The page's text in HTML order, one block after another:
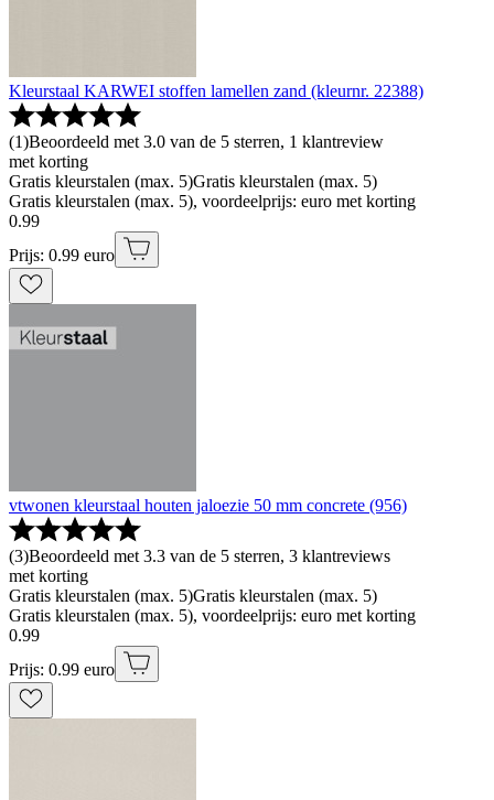
Kleurstaal KARWEI stoffen lamellen zand (kleurnr. 22388)
(1)Beoordeeld met 3.0 van de 5 sterren, 1 klantreview
met korting
Gratis kleurstalen (max. 5)Gratis kleurstalen (max. 5)
Gratis kleurstalen (max. 5), voordeelprijs: euro met korting
0.99
Prijs: 0.99 euro
vtwonen kleurstaal houten jaloezie 50 mm concrete (956)
(3)Beoordeeld met 3.3 van de 5 sterren, 3 klantreviews
met korting
Gratis kleurstalen (max. 5)Gratis kleurstalen (max. 5)
Gratis kleurstalen (max. 5), voordeelprijs: euro met korting
0.99
Prijs: 0.99 euro